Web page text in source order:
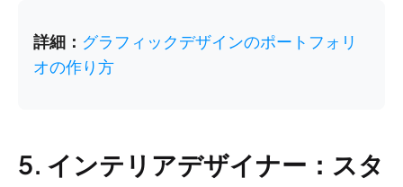
詳細： グラフィックデザインのポートフォリ
オの作り方
5. インテリアデザイナー：スタ